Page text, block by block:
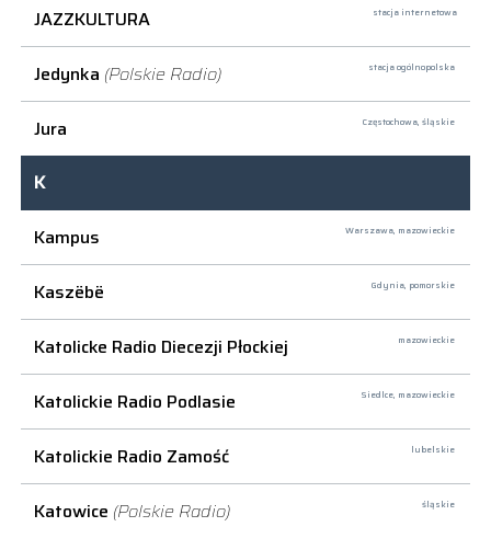
JAZZKULTURA stacja internetowa
Jedynka (Polskie Radio) stacja ogólnopolska
Jura Częstochowa, śląskie
K
Kampus
Warszawa, mazowieckie
Kaszëbë Gdynia, pomorskie
Katolicke Radio Diecezji Płockiej mazowieckie
Katolickie Radio Podlasie Siedlce, mazowieckie
Katolickie Radio Zamość lubelskie
Katowice (Polskie Radio) śląskie